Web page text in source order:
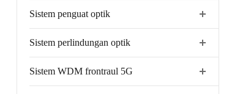
Sistem penguat optik
Sistem perlindungan optik
Sistem WDM frontraul 5G